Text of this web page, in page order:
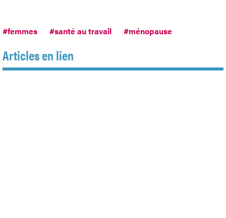
#femmes #santé au travail #ménopause
Articles en lien